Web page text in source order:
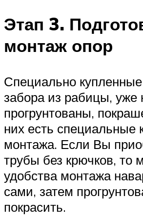
Этап 3.
монтаж опор
Специально
забора из рабицы, уже
прогрунтованы,
них есть специальные
монтажа. Если Вы
трубы без крючков, то
удобства монтажа
сами, затем
покрасить.